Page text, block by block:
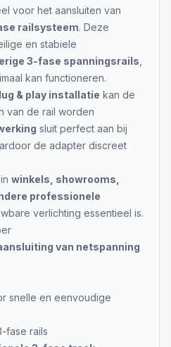
voor het aansluiten van
railsysteem. Deze
en stabiele
3-fase spanningsrails
kan functioneren.
& play installatie kan de
van de rail worden
sluit perfect aan bij
de adapter discreet
winkels, showrooms,
professionele
verlichting essentieel is.
van netspanning
snelle en eenvoudige
fase rails